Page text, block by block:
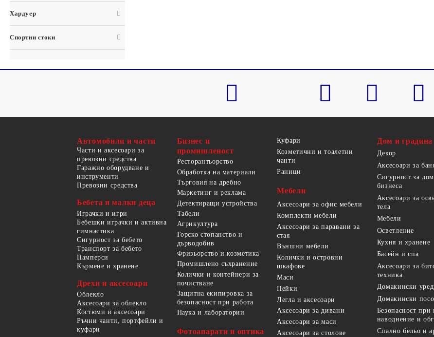
Хардуер
Спортни стоки
Автомобили и части
Части и аксесоари за
превозни средства
Гаражно оборудване и
инструменти
Превозни средства
Бебета и малки деца
Играчки и игри
Бебешки играчки и активна
гимнастика
Сигурност за бебето
Транспорт за бебето
Памперси
Кърмене и хранене
Дрехи и аксесоари
Облекло
Аксесоари за облекло
Костюми и аксесоари
Ръчни чанти, портфейли и
куфари
Бизнес и
промишленост
Ресторантьорство
Обработка на материали
Търговия на дребно
Маркетинг и реклама
Детектиращи устройства
Табели
Агрикултура
Горско стопанство и
дърводобив
Фризьорство и козметика
Промишлено съхранение
Колички и контейнери за
почистване
Защитна екипировка за
безопасност при работа
Наука и лаборатории
Фотоапарати и оптика
Куфари
Козметични и тоалетни
чанти
Раници
Мебели
Аксесоари за офис мебели
Комплекти мебели
Аксесоари за паравани за
стая
Външни мебели
Колички и островни
шкафове
Маси
Пейки
Легла и аксесоари
Аксесоари за дивани
Аксесоари за маси
Аксесоари за столове
Дом и градина
Декор
Аксесоари за
Сигурност за
бизнеса
Аксесоари за
тела
Мебели
Осветление
Кухня и хранене
Басейн и спа
Аксесоари за
техника
Домакински
Домакински
Безопасност при
наводнение и
Спално бельо и